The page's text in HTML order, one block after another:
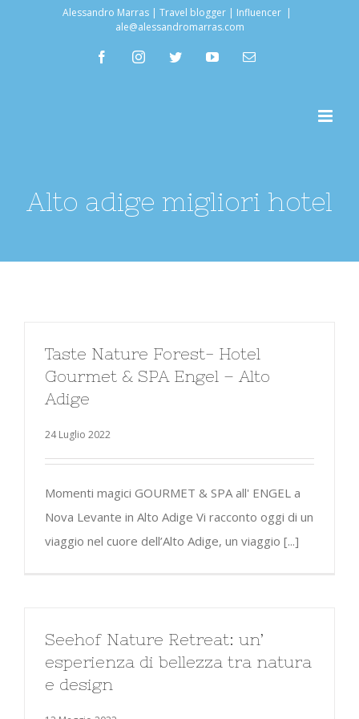
Alessandro Marras | Travel blogger | Influencer |
ale@alessandromarras.com
facebookinstagramtwitter youtubeEmail
Alto adige migliori hotel
Taste Nature Forest- Hotel
Gourmet & SPA Engel – Alto
Adige
24 Luglio 2022
Momenti magici GOURMET & SPA all' ENGEL a
Nova Levante in Alto Adige Vi racconto oggi di un
viaggio nel cuore dell’Alto Adige, un viaggio [...]
Seehof Nature Retreat: un’
esperienza di bellezza tra natura
e design